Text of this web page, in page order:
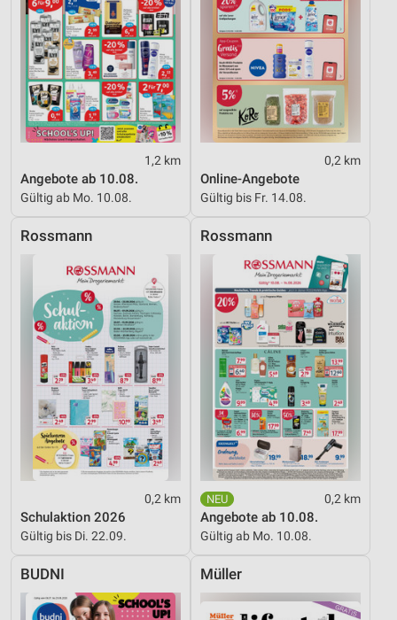
1,2 km
Angebote ab 10.08.
Gültig ab Mo. 10.08.
0,2 km
Online-Angebote
Gültig bis Fr. 14.08.
Rossmann
0,2 km
Schulaktion 2026
Gültig bis Di. 22.09.
Rossmann
0,2 km
Angebote ab 10.08.
Gültig ab Mo. 10.08.
BUDNI Müller
Funktional
Werbung